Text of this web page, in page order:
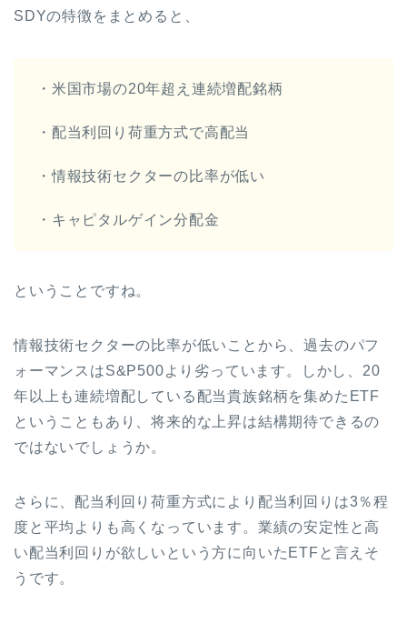
SDYの特徴をまとめると、
・米国市場の20年超え連続増配銘柄
・配当利回り荷重方式で高配当
・情報技術セクターの比率が低い
・キャピタルゲイン分配金
ということですね。
情報技術セクターの比率が低いことから、過去のパフ
ォーマンスはS&P500より劣っています。しかし、20
年以上も連続増配している配当貴族銘柄を集めたETF
ということもあり、将来的な上昇は結構期待できるの
ではないでしょうか。
さらに、配当利回り荷重方式により配当利回りは3％程
度と平均よりも高くなっています。業績の安定性と高
い配当利回りが欲しいという方に向いたETFと言えそ
うです。